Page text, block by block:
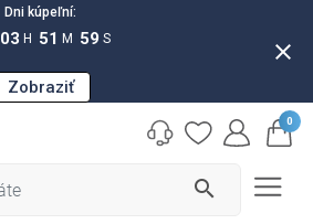
Dni kúpeľní:
03 H 51 M 58 S
Zobraziť
close
search
0